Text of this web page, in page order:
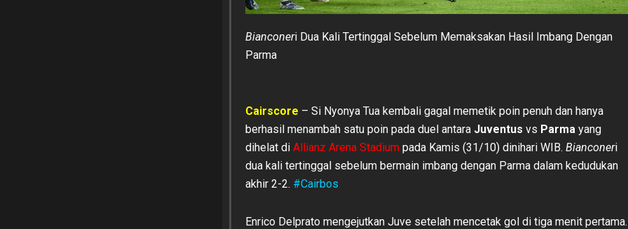
Bianconeri Dua Kali Tertinggal Sebelum Memaksakan Hasil Imbang Dengan
Parma
Cairscore – Si Nyonya Tua kembali gagal memetik poin penuh dan hanya
berhasil menambah satu poin pada duel antara Juventus vs Parma yang
dihelat di Allianz Arena Stadium pada Kamis (31/10) dinihari WIB. Bianconeri
dua kali tertinggal sebelum bermain imbang dengan Parma dalam kedudukan
akhir 2-2. #Cairbos
Enrico Delprato mengejutkan Juve setelah mencetak gol di tiga menit pertama.